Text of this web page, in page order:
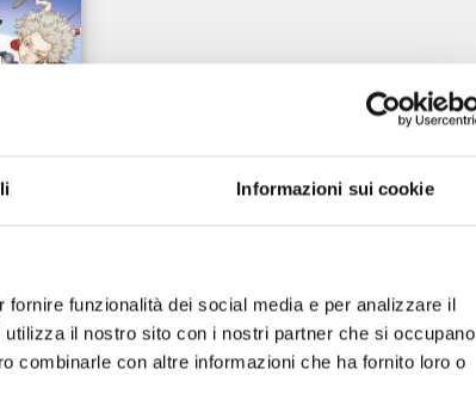
Informazioni sui cookie
funzionalità dei social media e per analizzare il
il nostro sito con i nostri partner che si occupano
combinarle con altre informazioni che ha fornito loro o
n. 6